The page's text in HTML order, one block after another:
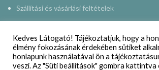
Szállítási és vásárlási feltételek
Impresszum
Kapcsolat
Kedves Látogató! Tájékoztatjuk, hogy a
élmény fokozásának érdekében sütiket
honlapunk használatával ön a
veszi. Az "Süti beállítások" gombra